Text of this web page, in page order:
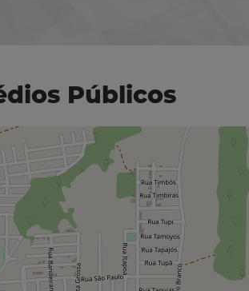
Públicos